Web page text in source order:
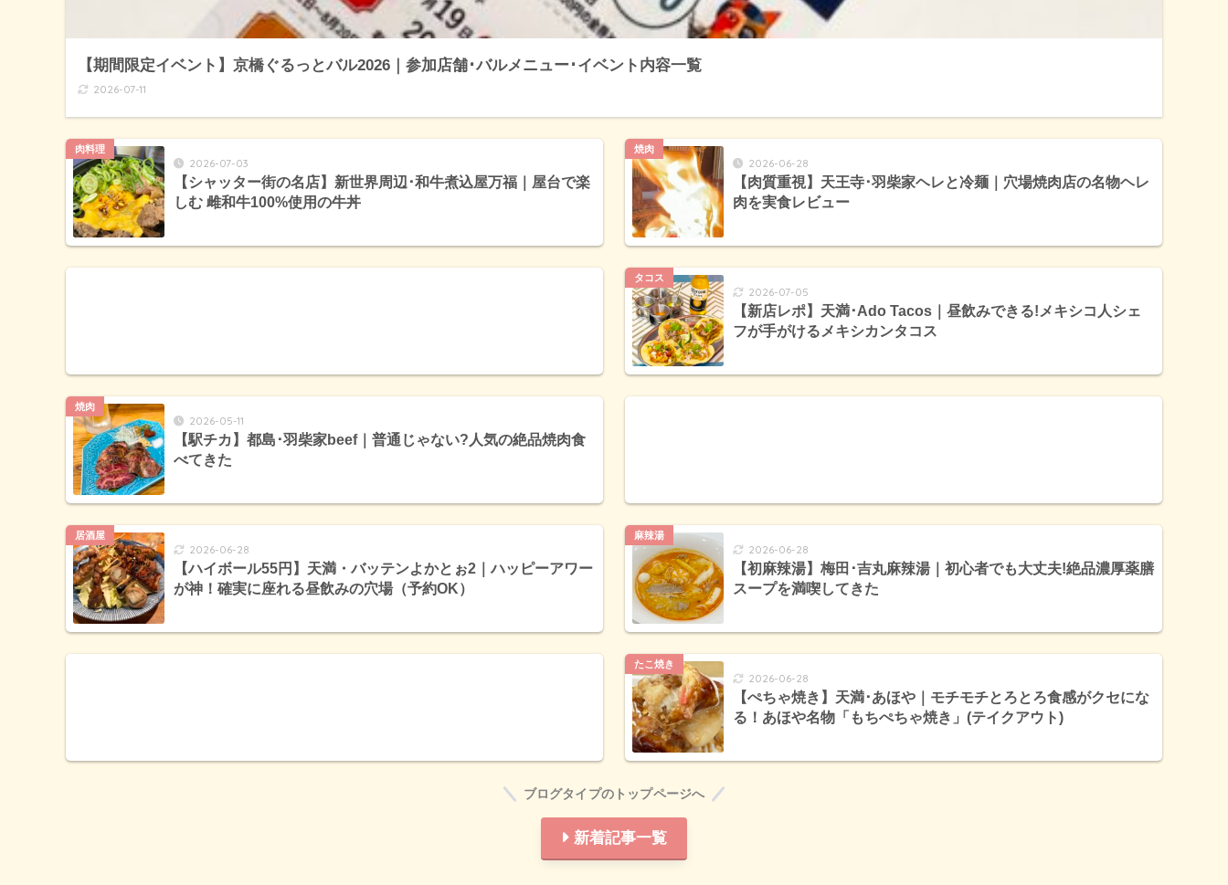
【期間限定イベント】京橋ぐるっとバル2026｜参加店舗･バルメニュー･イベント内容一覧
2026-07-11
2026-07-03
【シャッター街の名店】新世界周辺･和牛煮込屋万福｜屋台で楽
しむ 雌和牛100%使用の牛丼
肉料理
2026-06-28
【肉質重視】天王寺･羽柴家ヘレと冷麺｜穴場焼肉店の名物ヘレ
肉を実食レビュー
焼肉
2026-07-05
【新店レポ】天満･Ado Tacos｜昼飲みできる!メキシコ人シェ
フが手がけるメキシカンタコス
タコス
2026-05-11
【駅チカ】都島･羽柴家beef｜普通じゃない?人気の絶品焼肉食
べてきた
焼肉
2026-06-28
【ハイボール55円】天満・バッテンよかとぉ2｜ハッピーアワー
が神！確実に座れる昼飲みの穴場（予約OK）
居酒屋
2026-06-28
【初麻辣湯】梅田･吉丸麻辣湯｜初心者でも大丈夫!絶品濃厚薬膳
スープを満喫してきた
麻辣湯
2026-06-28
【ぺちゃ焼き】天満･あほや｜モチモチとろとろ食感がクセにな
る！あほや名物「もちぺちゃ焼き」(テイクアウト)
たこ焼き
ブログタイプのトップページへ
新着記事一覧